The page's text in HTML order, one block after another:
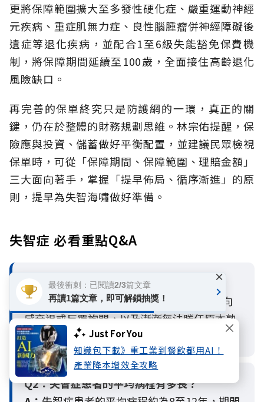
Just For You
知識包下載》重工業到餐飲都用AI！
產業降本增效全攻略
更將保障範圍擴大至多發性硬化症、嚴重運動神經
元疾病、重症肌無力症、良性腦腫瘤併神經障礙後
遺症等退化疾病，並配合1至6級失能豁免保費機
制，將保障期間延續至100歲，全面接住高齡退化
風險缺口。
再完善的保單終究只是防護網的一環，真正的關
鍵，仍在於整體的財務規劃思維。 林宗佑提醒，保
險應與投資、儲蓄做好平衡配置，並建議民眾檢視
保單時，可從「保障期間、保障範圍、理賠金額」
三大面向著手，掌握「提早佈局、循序漸進」的原
則，提早為失智海嘯做好準備。
失智症 必看重點Q&A
Q1：失智症的三大前兆是什麼？
A：
失智症的三大前兆包括缺乏病識感、方向
感衰退或反覆詢問，以及漸漸無法勝任原本熟
悉的事物。
Q2：失智症患者的平均病程有多長？
最後衝刺：已閱讀2/3篇文章
再讀1篇文章，即可解鎖抽獎！
×